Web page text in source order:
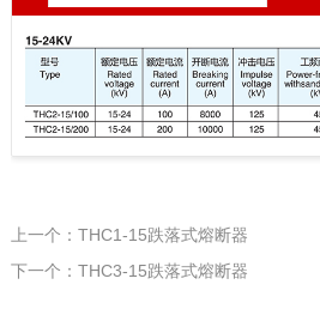
上一个：THC1-15跌落式熔断器
下一个：THC3-15跌落式熔断器